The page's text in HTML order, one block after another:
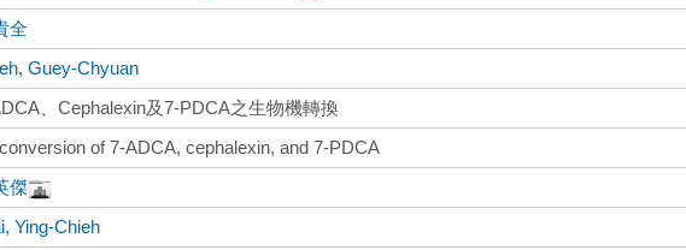
全
Guey-Chyuan
、Cephalexin及7-PDCA之生物機轉換
of 7-ADCA, cephalexin, and 7-PDCA
傑
Ying-Chieh